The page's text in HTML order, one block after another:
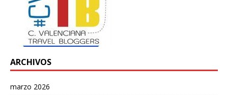
ARCHIVOS
marzo 2026